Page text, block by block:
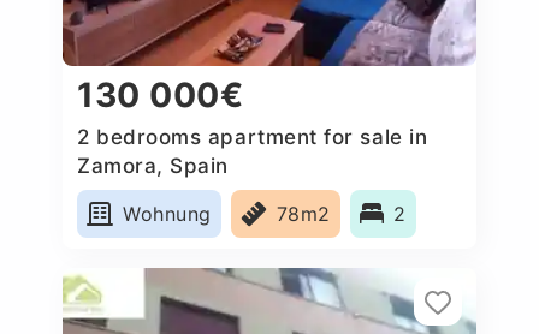
130 000€
2 bedrooms apartment for sale in
Zamora, Spain
Wohnung
78m2 2